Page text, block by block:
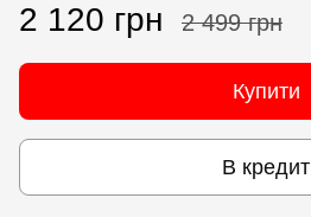
2 120 грн 2 499 грн
Купити
В кредит